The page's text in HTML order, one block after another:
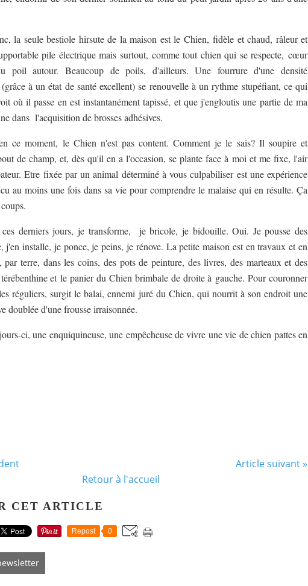
la seule bestiole hirsute de la maison est le Chien, fidèle et chaud, râleur et
pile électrique mais surtout, comme tout chien qui se respecte, cœur
poil autour. Beaucoup de poils, d'ailleurs. Une fourrure d'une densité
à un état de santé excellent) se renouvelle à un rythme stupéfiant, ce qui
où il passe en est instantanément tapissé, et que j'engloutis une partie de ma
dans l'acquisition de brosses adhésives.
ce moment, le Chien n'est pas content. Comment je le sais? Il soupire et
de champ, et, dès qu'il en a l'occasion, se plante face à moi et me fixe, l'air
Etre fixée par un animal déterminé à vous culpabiliser est une expérience
au moins une fois dans sa vie pour comprendre le malaise qui en résulte. Ça
derniers jours, je transforme, je bricole, je bidouille. Oui. Je pousse des
j'en installe, je ponce, je peins, je rénove. La petite maison est en travaux et en
par terre, dans les coins, des pots de peinture, des livres, des marteaux et des
et le panier du Chien brimbale de droite à gauche. Pour couronner
réguliers, surgit le balai, ennemi juré du Chien, qui nourrit à son endroit une
doublée d'une frousse irraisonnée.
ci, une enquiquineuse, une empêcheuse de vivre une vie de chien pattes en
Article suivant »
Retour à l'accueil
CET ARTICLE
Repost 0